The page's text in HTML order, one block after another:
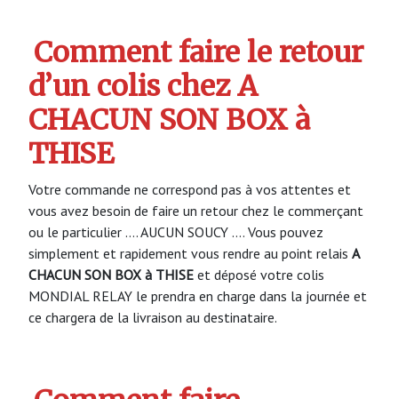
Comment faire le retour
d’un colis chez A
CHACUN SON BOX à
THISE
Votre commande ne correspond pas à vos attentes et
vous avez besoin de faire un retour chez le commerçant
ou le particulier …. AUCUN SOUCY …. Vous pouvez
simplement et rapidement vous rendre au point relais A
CHACUN SON BOX à THISE et déposé votre colis
MONDIAL RELAY le prendra en charge dans la journée et
ce chargera de la livraison au destinataire.